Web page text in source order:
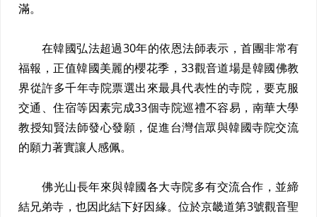
滿。
在韓國弘法超過30年的依恩法師表示，首團非常有
福報，正值韓國美麗的櫻花季，33觀音道場是韓國佛教
界從許多千年寺院票選出來最具代表性的寺院，要克服
交通、住宿等因素完成33個寺院巡禮不容易，南華大學
教授知賢法師發心發願，促進台灣信眾與韓國寺院交流
的願力著實讓人感佩。
佛光山長年來與韓國各大寺院多有交流合作，並締
結兄弟寺，也因此結下好因緣。位於京畿道第3號觀音聖